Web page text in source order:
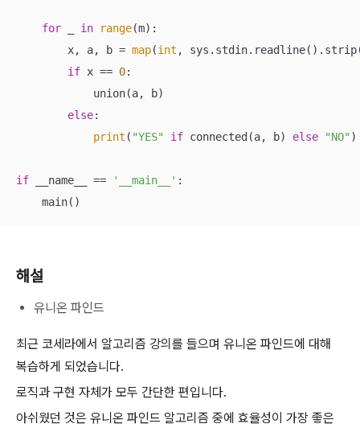
for in range(m):
        x, a, b =
map(int ,
if x == 0:
            union(a, b)
else:
print ( "YES" if connected(a, b) else "NO" )
if __name__ == '__main__' :
    main()
해설
유니온 파인드
최근 코세라에서 알고리즘 강의를 들으며 유니온 파인드에 대해
복습하게 되었습니다.
로직과 구현 자체가 모두 간단한 편입니다.
아쉬웠던 것은 유니온 파인드 알고리즘 중에 효율성이 가장 좋은